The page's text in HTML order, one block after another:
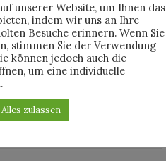
Marmortrend verfallen?
unserer Website, um Ihnen das
indem wir uns an Ihre
Besuche erinnern. Wenn Sie
stimmen Sie der Verwendung
können jedoch auch die
um eine individuelle
Alles zulassen